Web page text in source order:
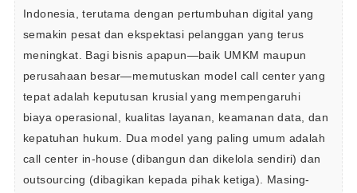
Indonesia, terutama dengan pertumbuhan digital yang
semakin pesat dan ekspektasi pelanggan yang terus
meningkat. Bagi bisnis apapun—baik UMKM maupun
perusahaan besar—memutuskan model call center yang
tepat adalah keputusan krusial yang mempengaruhi
biaya operasional, kualitas layanan, keamanan data, dan
kepatuhan hukum. Dua model yang paling umum adalah
call center in-house (dibangun dan dikelola sendiri) dan
outsourcing (dibagikan kepada pihak ketiga). Masing-